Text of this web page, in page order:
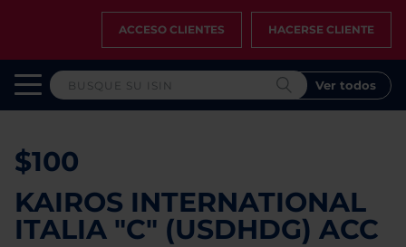
ACCESO CLIENTES HACERSE CLIENTE
Ver todos
$100
KAIROS INTERNATIONAL
ITALIA "C" (USDHDG) ACC